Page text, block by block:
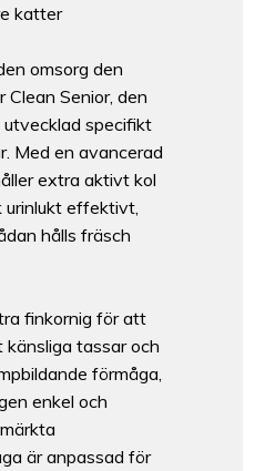
katter
omsorg den
Senior, den
specifikt
Med en avancerad
extra aktivt kol
urinlukt effektivt,
hålls fräsch
finkornig för att
tassar och
förmåga,
enkel och
är anpassad för